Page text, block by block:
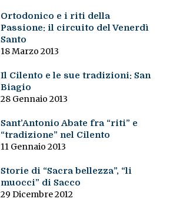
Ortodonico e i riti della
Passione: il circuito del Venerdì
Santo
18 Marzo 2013
Il Cilento e le sue tradizioni: San
Biagio
28 Gennaio 2013
Sant’Antonio Abate fra “riti” e
“tradizione” nel Cilento
11 Gennaio 2013
Storie di “Sacra bellezza”, “li
muocci” di Sacco
29 Dicembre 2012